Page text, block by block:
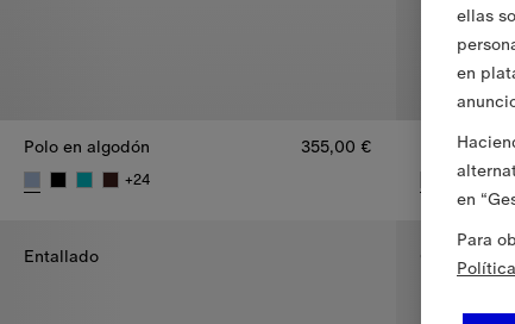
Polo en algodón 355,00 €
+24
Polo en
Polo en
Entallado Corte
ellas
en
en
Para